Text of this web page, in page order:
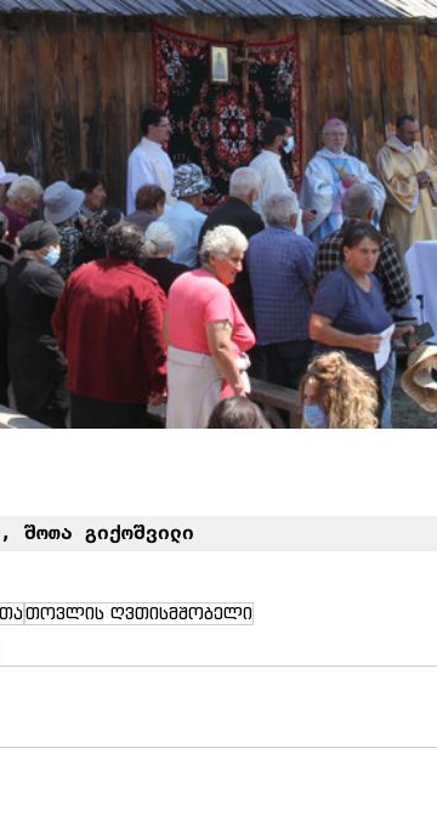
შოთა გიქოშვილი
თოვლის ღვთისმშობელი